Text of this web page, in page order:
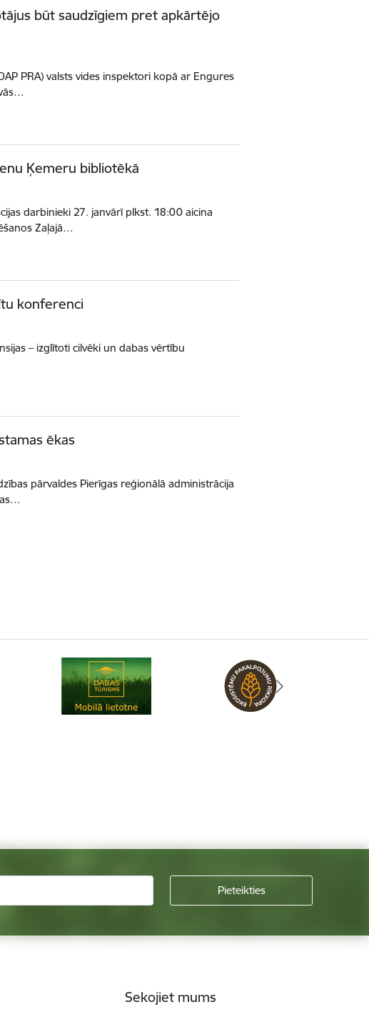
būt saudzīgiem pret apkārtējo
PRA) valsts vides inspektori kopā ar Engures
Ķemeru bibliotēkā
darbinieki 27. janvārī plkst. 18:00 aicina
Zaļajā…
konferenci
– izglītoti cilvēki un dabas vērtību
ēkas
pārvaldes Pierīgas reģionālā administrācija
Sekojiet mums